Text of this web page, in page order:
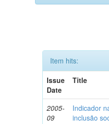
Item hits:
Issue
Date
Title
2005-
09
Indicador
inclusão